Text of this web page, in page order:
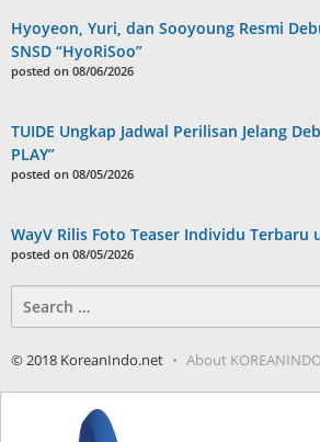
Hyoyeon, Yuri, dan Sooyoung Resmi
SNSD “HyoRiSoo”
posted on 08/06/2026
TUIDE Ungkap Jadwal Perilisan Jelang
PLAY”
posted on 08/05/2026
WayV Rilis Foto Teaser Individu Terbaru
posted on 08/05/2026
for:
© 2018 KoreanIndo.net About